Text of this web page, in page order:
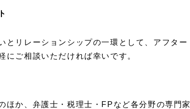
とリレーションシップの一環として、アフター
ご相談いただければ幸いです。
ほか、弁護士・税理士・FPなど各分野の専門家